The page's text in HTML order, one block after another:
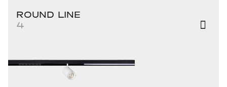
ROUND LINE
4